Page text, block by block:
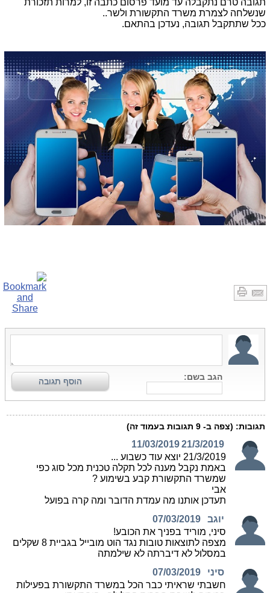
תגובה טרם נתקבלה עד מועד פרסום כתבה זו, למרות תזכורת
שנשלחה לצמרת משרד התקשורת ולשר..
ככל שתתקבל תגובה, נעדכן בהתאם.